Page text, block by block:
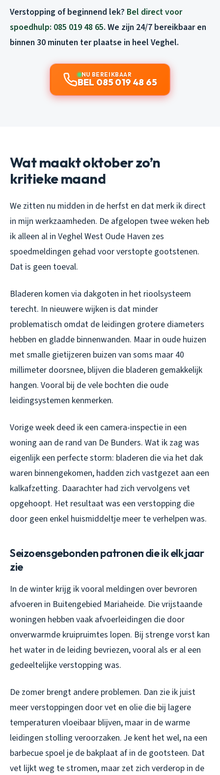
Verstopping of beginnend lek? Bel direct voor
spoedhulp: 085 019 48 65. We zijn 24/7 bereikbaar en
binnen 30 minuten ter plaatse in heel Veghel.
NU BEREIKBAAR
BEL 085 019 48 65
Wat maakt oktober zo’n
kritieke maand
We zitten nu midden in de herfst en dat merk ik direct
in mijn werkzaamheden. De afgelopen twee weken heb
ik alleen al in Veghel West Oude Haven zes
spoedmeldingen gehad voor verstopte gootstenen.
Dat is geen toeval.
Bladeren komen via dakgoten in het rioolsysteem
terecht. In nieuwere wijken is dat minder
problematisch omdat de leidingen grotere diameters
hebben en gladde binnenwanden. Maar in oude huizen
met smalle gietijzeren buizen van soms maar 40
millimeter doorsnee, blijven die bladeren gemakkelijk
hangen. Vooral bij de vele bochten die oude
leidingsystemen kenmerken.
Vorige week deed ik een camera-inspectie in een
woning aan de rand van De Bunders. Wat ik zag was
eigenlijk een perfecte storm: bladeren die via het dak
waren binnengekomen, hadden zich vastgezet aan een
kalkafzetting. Daarachter had zich vervolgens vet
opgehoopt. Het resultaat was een verstopping die
door geen enkel huismiddeltje meer te verhelpen was.
Seizoensgebonden patronen die ik elk jaar
zie
In de winter krijg ik vooral meldingen over bevroren
afvoeren in Buitengebied Mariaheide. Die vrijstaande
woningen hebben vaak afvoerleidingen die door
onverwarmde kruipruimtes lopen. Bij strenge vorst kan
het water in de leiding bevriezen, vooral als er al een
gedeeltelijke verstopping was.
De zomer brengt andere problemen. Dan zie ik juist
meer verstoppingen door vet en olie die bij lagere
temperaturen vloeibaar blijven, maar in de warme
leidingen stolling veroorzaken. Je kent het wel, na een
barbecue spoel je de bakplaat af in de gootsteen. Dat
vet lijkt weg te stromen, maar zet zich verderop in de